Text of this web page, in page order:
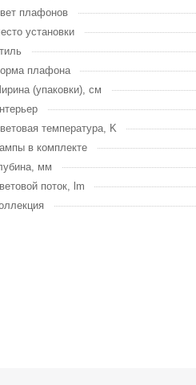
плафонов
установки
плафона
(упаковки), см
температура, K
в комплекте
мм
поток, lm